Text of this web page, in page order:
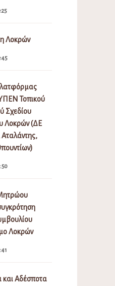
Λοκρών
Τοπικού
Σχεδίου
Λοκρών (ΔΕ
Λοκρών
Αδέσποτα